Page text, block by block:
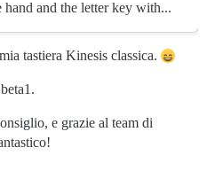
and the letter key with...
tastiera Kinesis classica.
e grazie al team di